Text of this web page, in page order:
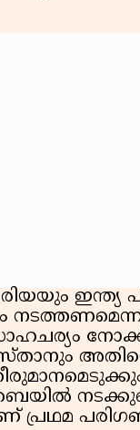
ഇന്ത്യ
സാഹചര്യം
പ്രഥമ